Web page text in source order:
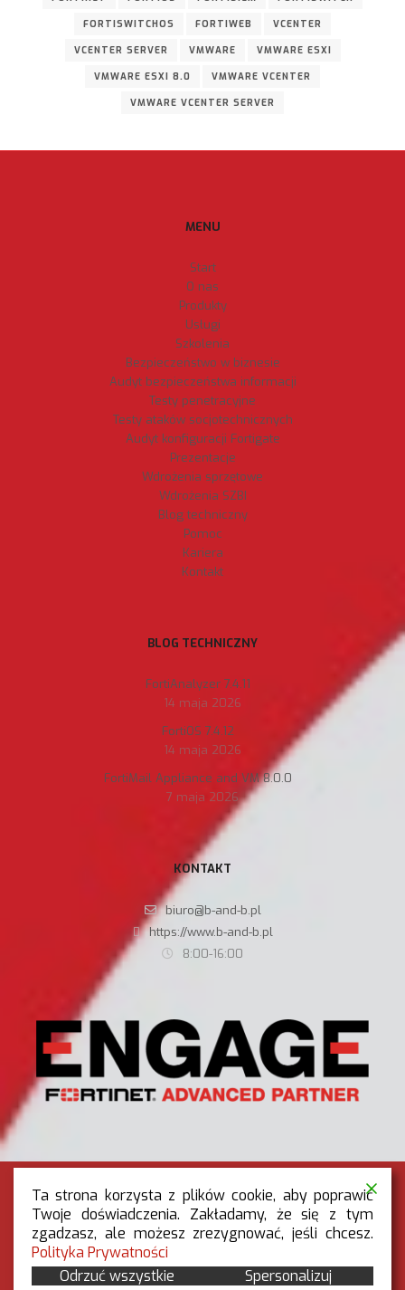
FORTISWITCHOS FORTIWEB VCENTER
VCENTER SERVER VMWARE VMWARE ESXI
VMWARE ESXI 8.0 VMWARE VCENTER
VMWARE VCENTER SERVER
MENU
Start
O nas
Produkty
Usługi
Szkolenia
Bezpieczeństwo w biznesie
Audyt bezpieczeństwa informacji
Testy penetracyjne
Testy ataków socjotechnicznych
Audyt konfiguracji Fortigate
Prezentacje
Wdrożenia sprzętowe
Wdrożenia SZBI
Blog techniczny
Pomoc
Kariera
Kontakt
BLOG TECHNICZNY
FortiAnalyzer 7.4.11
14 maja 2026
FortiOS 7.4.12
14 maja 2026
FortiMail Appliance and VM 8.0.0
7 maja 2026
KONTAKT
biuro@b-and-b.pl
https://www.b-and-b.pl
8:00-16:00
RODO |POLITYKA PRYWATNOŚCI
OGÓLNE WARUNKI REKLAMACJI
Ta strona korzysta z plików cookie, aby poprawić
Twoje doświadczenia. Zakładamy, że się z tym
zgadzasz, ale możesz zrezygnować, jeśli chcesz.
Polityka Prywatności
Odrzuć wszystkie
Spersonalizuj